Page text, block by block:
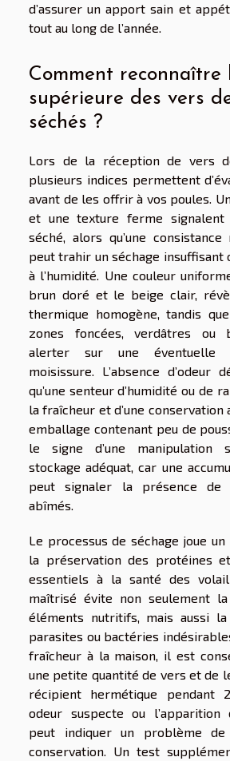
d’assurer un apport sain et
tout au long de l’année.
Comment reconnaître
supérieure des vers
séchés ?
Lors de la réception de vers
plusieurs indices permettent
avant de les offrir à vos poules.
et une texture ferme
séché, alors qu’une
peut trahir un séchage insuffisant
à l’humidité. Une couleur
brun doré et le beige clair,
thermique homogène, tandis
zones foncées, verdâtres ou
alerter sur une éventuelle
moisissure. L’absence d’odeur
qu’une senteur d’humidité ou de
la fraîcheur et d’une conservation
emballage contenant peu de
le signe d’une manipulation
stockage adéquat, car une
peut signaler la présence de
abîmés.
Le processus de séchage joue
la préservation des protéines
essentiels à la santé des
maîtrisé évite non seulement
éléments nutritifs, mais aussi
parasites ou bactéries
fraîcheur à la maison, il est
une petite quantité de vers et de
récipient hermétique pendant
odeur suspecte ou l’apparition
peut indiquer un problème
conservation. Un test